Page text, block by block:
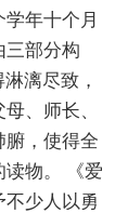
年十个月
三部分构
漓尽致，
、师长、
腑，使得全
物。 《爱
少人以勇